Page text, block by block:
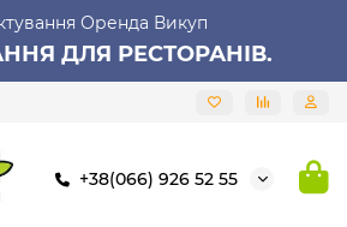
Оренда Викуп
ДЛЯ РЕСТОРАНІВ.
+38(066) 926 52 55